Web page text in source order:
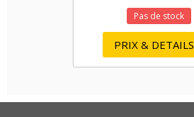
Pas de stock
PRIX & DETAILS